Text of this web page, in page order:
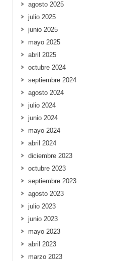
agosto 2025
julio 2025
junio 2025
mayo 2025
abril 2025
octubre 2024
septiembre 2024
agosto 2024
julio 2024
junio 2024
mayo 2024
abril 2024
diciembre 2023
octubre 2023
septiembre 2023
agosto 2023
julio 2023
junio 2023
mayo 2023
abril 2023
marzo 2023